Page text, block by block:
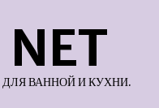
ВАННОЙ И КУХНИ.